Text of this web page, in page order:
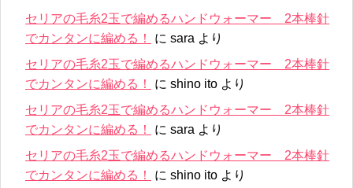
セリアの毛糸2玉で編めるハンドウォーマー 2本棒針
でカンタンに編める！
に sara より
セリアの毛糸2玉で編めるハンドウォーマー 2本棒針
でカンタンに編める！
に shino ito より
セリアの毛糸2玉で編めるハンドウォーマー 2本棒針
でカンタンに編める！
に sara より
セリアの毛糸2玉で編めるハンドウォーマー 2本棒針
でカンタンに編める！
に shino ito より